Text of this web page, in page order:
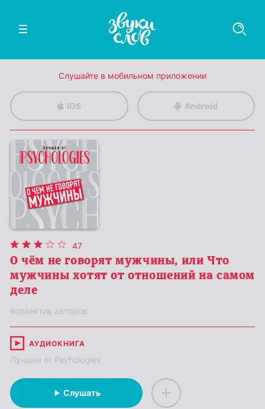
Слушайте в мобильном приложении
iOS Android
47
О чём не говорят мужчины, или Что
мужчины хотят от отношений на самом
деле
Коллектив авторов
АУДИОКНИГА
Лучшее от Psyhologies
Слушать